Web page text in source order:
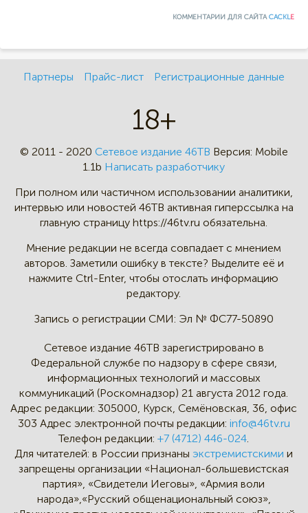
КОММЕНТАРИИ ДЛЯ САЙТАCACKLE
Партнеры Прайс-лист Регистрационные данные
18+
© 2011 - 2020 Сетевое издание 46ТВ Версия: Mobile
1.1b Написать разработчику
При полном или частичном использовании аналитики,
интервью или новостей 46TB активная гиперссылка на
главную страницу https://46tv.ru обязательна.
Мнение редакции не всегда совпадает с мнением
авторов. Заметили ошибку в тексте? Выделите её и
нажмите Ctrl-Enter, чтобы отослать информацию
редактору.
Запись о регистрации СМИ: Эл № ФС77-50890
Сетевое издание 46ТВ зарегистрировано в
Федеральной службе по надзору в сфере связи,
информационных технологий и массовых
коммуникаций (Роскомнадзор) 21 августа 2012 года.
Адрес редакции: 305000, Курск, Семёновская, 36, офис
303 Адрес электронной почты редакции: info@46tv.ru
Телефон редакции: +7 (4712) 446-024.
Для читателей: в России признаныэкстремистскими и
запрещены организации «Национал-большевистская
партия», «Свидетели Иеговы», «Армия воли
народа»,«Русский общенациональный союз»,